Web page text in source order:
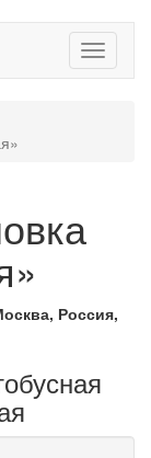
Россия,